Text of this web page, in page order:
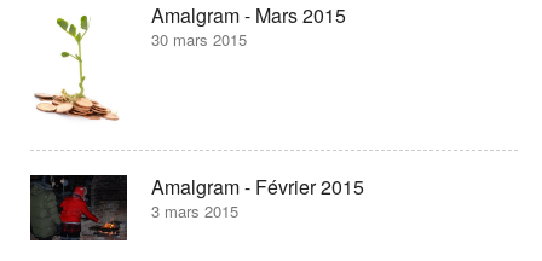
Amalgram - Mars 2015
30 mars 2015
Amalgram - Février 2015
3 mars 2015